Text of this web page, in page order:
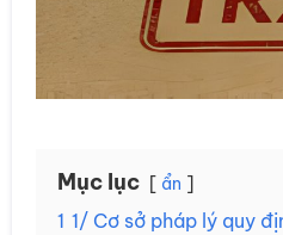
Mục lục ẩn
1 1/ Cơ sở pháp lý quy